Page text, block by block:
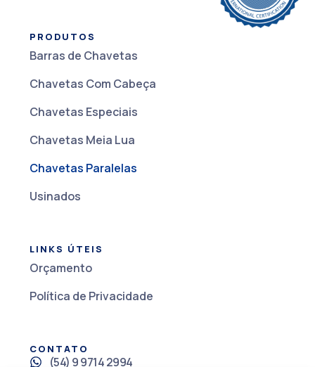
PRODUTOS
Barras de Chavetas
Chavetas Com Cabeça
Chavetas Especiais
Chavetas Meia Lua
Chavetas Paralelas
Usinados
LINKS ÚTEIS
Orçamento
Política de Privacidade
CONTATO
(54) 9 9714 2994